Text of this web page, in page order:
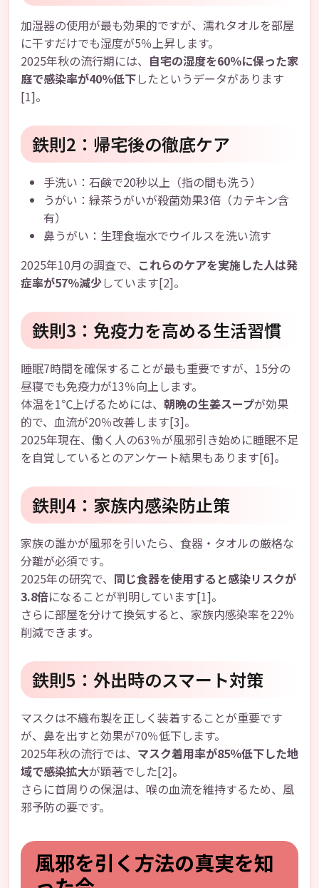
加湿器の使用が最も効果的ですが、濡れタオルを部屋
に干すだけでも湿度が5％上昇します。
2025年秋の流行期には、 自宅の湿度を60％に保った家
庭で感染率が40％低下したというデータがあります
[1]。
鉄則2：帰宅後の徹底ケア
手洗い：石鹸で20秒以上（指の間も洗う）
うがい：緑茶うがいが殺菌効果3倍（カテキン含
有）
鼻うがい：生理食塩水でウイルスを洗い流す
2025年10月の調査で、 これらのケアを実施した人は発
症率が57％減少しています[2]。
鉄則3：免疫力を高める生活習慣
睡眠7時間を確保することが最も重要ですが、15分の
昼寝でも免疫力が13％向上します。
体温を1℃上げるためには、 朝晩の生姜スープが効果
的で、血流が20％改善します[3]。
2025年現在、働く人の63％が風邪引き始めに睡眠不足
を自覚しているとのアンケート結果もあります[6]。
鉄則4：家族内感染防止策
家族の誰かが風邪を引いたら、食器・タオルの厳格な
分離が必須です。
2025年の研究で、 同じ食器を使用すると感染リスクが
3.8倍になることが判明しています[1]。
さらに部屋を分けて換気すると、家族内感染率を22％
削減できます。
鉄則5：外出時のスマート対策
マスクは不織布製を正しく装着することが重要です
が、鼻を出すと効果が70％低下します。
2025年秋の流行では、 マスク着用率が85％低下した地
域で感染拡大が顕著でした[2]。
さらに首周りの保温は、喉の血流を維持するため、風
邪予防の要です。
風邪を引く方法の真実を知